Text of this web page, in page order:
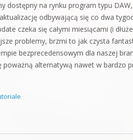
dostępny na rynku program typu
odbywającą się co dwa
czeka się całymi miesiącami (i
problemy, brzmi to jak czysta
bezprecedensowym dla naszej
poważną alternatywą nawet w bardzo